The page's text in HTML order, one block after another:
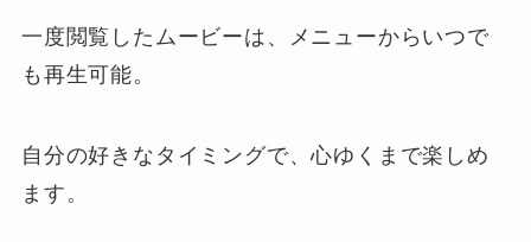
一度閲覧したムービーは、メニューからいつで
も再生可能。
自分の好きなタイミングで、心ゆくまで楽しめ
ます。